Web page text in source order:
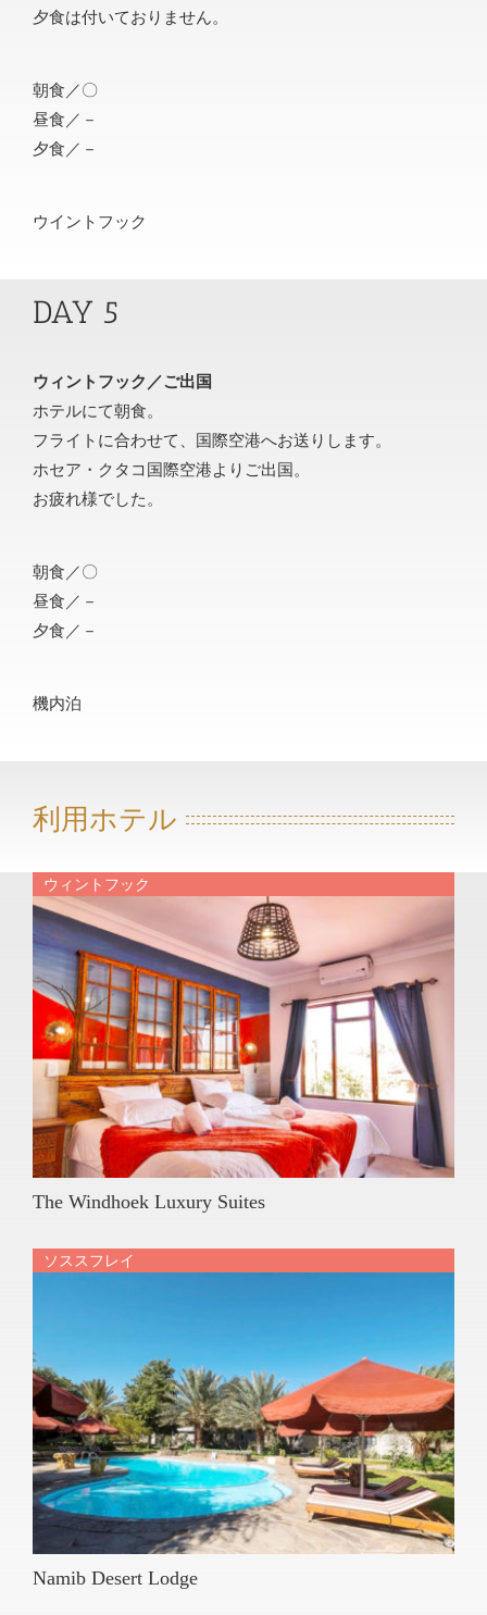
夕食は付いておりません。
朝食／〇
昼食／－
夕食／－
ウイントフック
DAY 5
ウィントフック／ご出国
ホテルにて朝食。
フライトに合わせて、国際空港へお送りします。
ホセア・クタコ国際空港よりご出国。
お疲れ様でした。
朝食／〇
昼食／－
夕食／－
機内泊
利用ホテル
ウィントフック
The Windhoek Luxury Suites
ソススフレイ
Namib Desert Lodge